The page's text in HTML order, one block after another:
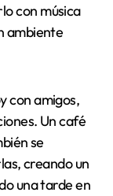
con música
ambiente
con amigos,
Un café
se
creando un
una tarde en